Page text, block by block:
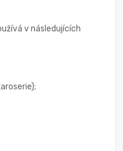
v následujících